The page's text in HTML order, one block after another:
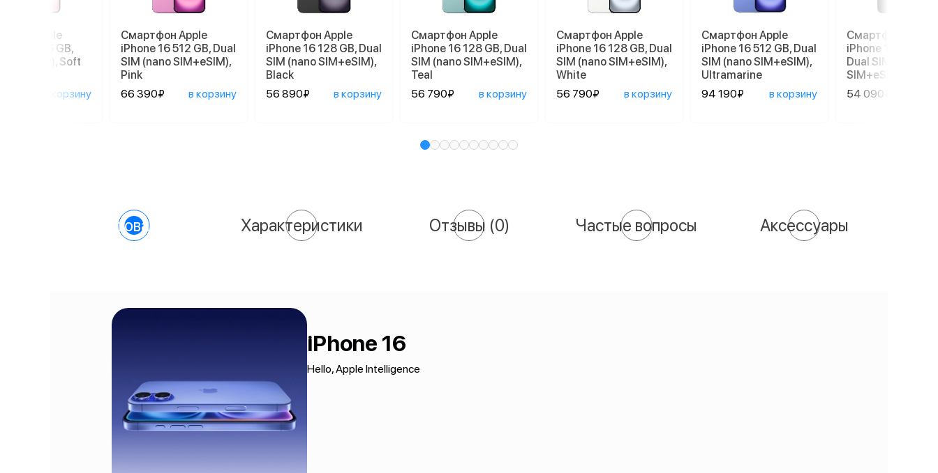
Apple
17e 256 GB,
(eSIM), Soft
в корзину
Смартфон Apple
iPhone 16 512 GB, Dual
SIM (nano SIM+eSIM),
Pink
66 390₽
в корзину
Смартфон Apple
iPhone 16 128 GB, Dual
SIM (nano SIM+eSIM),
Black
56 890₽
в корзину
Смартфон Apple
iPhone 16 128 GB, Dual
SIM (nano SIM+eSIM),
Teal
56 790₽
в корзину
Смартфон Apple
iPhone 16 128 GB, Dual
SIM (nano SIM+eSIM),
White
56 790₽
в корзину
Смартфон Apple
iPhone 16 512 GB, Dual
SIM (nano SIM+eSIM),
Ultramarine
94 190₽
в корзину
Смартфон Apple
iPhone 17e 256
Dual SIM (nano
SIM+eSIM), Black
54 090₽
О товаре Характеристики Отзывы (0) Частые вопросы Аксессуары
iPhone 16
Hello, Apple Intelligence